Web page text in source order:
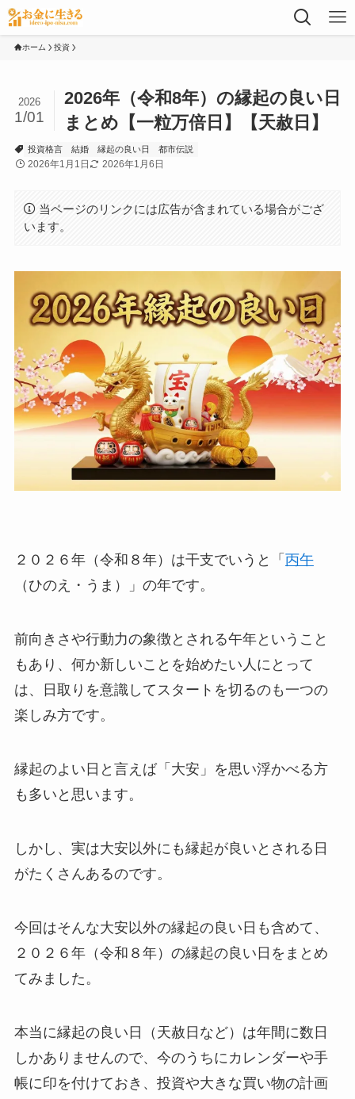
ホーム 投資
2026年（令和8年）の縁起の良い日
まとめ【一粒万倍日】【天赦日】
2026
1/01
投資格言 結婚 縁起の良い日 都市伝説
2026年1月1日 2026年1月6日
当ページのリンクには広告が含まれている場合がござ
います。
２０２６年（令和８年）は干支でいうと「 丙午
（ひのえ・うま）」の年です。
前向きさや行動力の象徴とされる午年ということ
もあり、何か新しいことを始めたい人にとって
は、日取りを意識してスタートを切るのも一つの
楽しみ方です。
縁起のよい日と言えば「大安」を思い浮かべる方
も多いと思います。
しかし、実は大安以外にも縁起が良いとされる日
がたくさんあるのです。
今回はそんな大安以外の縁起の良い日も含めて、
２０２６年（令和８年）の縁起の良い日をまとめ
てみました。
本当に縁起の良い日（天赦日など）は年間に数日
しかありませんので、今のうちにカレンダーや手
帳に印を付けておき、投資や大きな買い物の計画